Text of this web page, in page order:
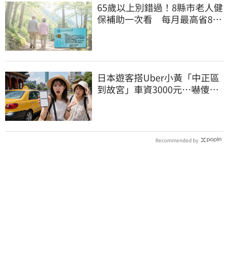
65歲以上別錯過！8縣市老人健
保補助一次看 每月最高省826
日本遊客搭Uber小黃「中正區
到故宮」車資3000元…嚇傻：
Recommended by